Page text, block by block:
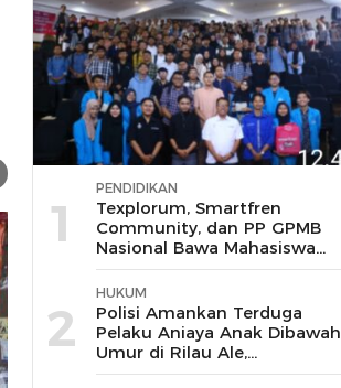
1
PENDIDIKAN
Texplorum, Smartfren
Community, dan PP GPMB
Nasional Bawa Mahasiswa
UIN Jakarta Jelajahi Peluang
Karir di Era IoT
2
HUKUM
Polisi Amankan Terduga
Pelaku Aniaya Anak Dibawah
Umur di Rilau Ale,
Bulukumba